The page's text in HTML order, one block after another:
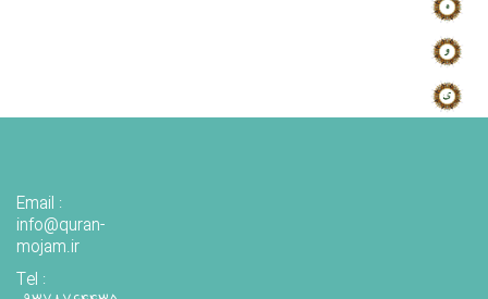
Email :
info@quran-
mojam.ir
Tel :